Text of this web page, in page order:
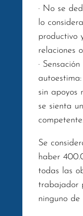
· No se
lo
productivo
relaciones
·
sin apoyos
se sienta
competente.
Se
haber
todas las
trabajador
ninguno de